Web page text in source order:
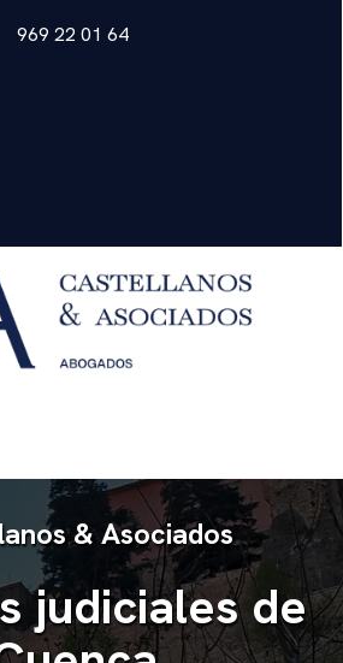
969 22 01 64
& Asociados
judiciales de